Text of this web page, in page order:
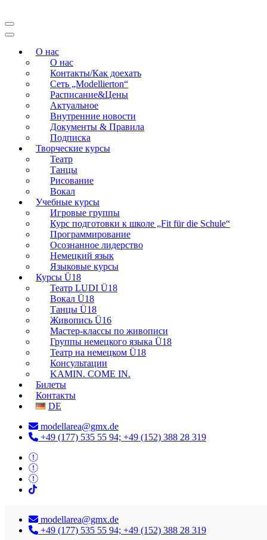
к
содержимому
Enter)
О нас
О нас
Контакты/Как доехать
Сеть „Modellierton“
Расписание&Цены
Актуальное
Внутренние новости
Документы & Правила
Подписка
Творческие курсы
Театр
Танцы
Рисование
Вокал
Учебные курсы
Игровые группы
Курс подготовки к школе „Fit für die Schule“
Программирование
Осознанное лидерство
Немецкий язык
Языковые курсы
Курсы Ü18
Театр LUDI Ü18
Вокал Ü18
Танцы Ü18
Живопись Ü16
Мастер-классы по живописи
Группы немецкого языка Ü18
Театр на немецком Ü18
Консультации
KAMIN. COME IN.
Билеты
Контакты
DE
modellarea@gmx.de
+49 (177) 535 55 94; +49 (152) 388 28 319
modellarea@gmx.de
+49 (177) 535 55 94; +49 (152) 388 28 319